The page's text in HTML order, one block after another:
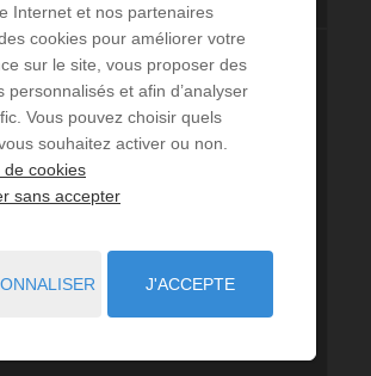
Internet et nos partenaires
cookies pour améliorer votre
sur le site, vous proposer des
personnalisés et afin d’analyser
Vous pouvez choisir quels
souhaitez activer ou non.
de cookies
sans accepter
J'ACCEPTE